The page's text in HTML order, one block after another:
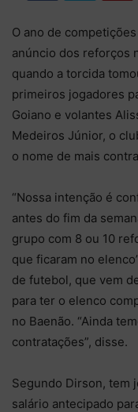
O ano de
anúncio dos reforços
quando a torcida
primeiros jogadores
Goiano e volantes
Medeiros Júnior, o
o nome de mais
“Nossa intenção é
antes do fim da
grupo com 8 ou 10
que ficaram no
de futebol, que vem
para ter o elenco
no Baenão. “Ainda
contratações”, disse.
Segundo Dirson, tem
salário antecipado